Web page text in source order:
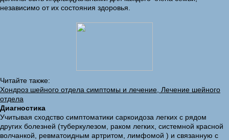
независимо от их состояния здоровья.
Читайте также:
Хондроз шейного отдела симптомы и лечение, Лечение шейного
отдела
Диагностика
Учитывая сходство симптоматики саркоидоза легких с рядом
других болезней (туберкулезом, раком легких, системной красной
волчанкой, ревматоидным артритом, лимфомой ) и связанную с